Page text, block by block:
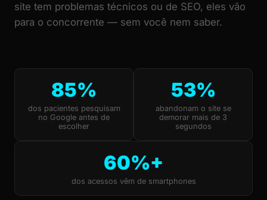
site tem problemas técnicos ou de SEO, eles vão
para o concorrente — sem você nem saber.
85%
dos pacientes pesquisam
no Google antes de
escolher
53%
abandonam o site se
demorar mais de 3
segundos
60%+
dos acessos vêm de smartphones